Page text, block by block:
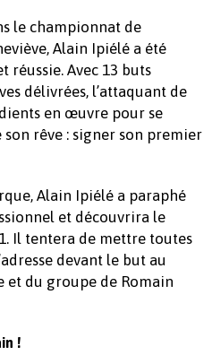
le championnat de
Alain Ipiélé a été
réussie. Avec 13 buts
délivrées, l’attaquant de
en œuvre pour se
rêve : signer son premier
Alain Ipiélé a paraphé
et découvrira le
Il tentera de mettre toutes
devant le but au
et du groupe de Romain
!